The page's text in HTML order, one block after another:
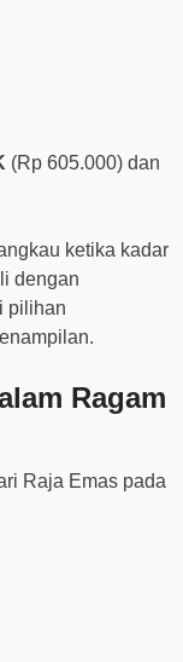
(Rp 605.000) dan
ketika kadar
dengan
pilihan
Ragam
Raja Emas pada